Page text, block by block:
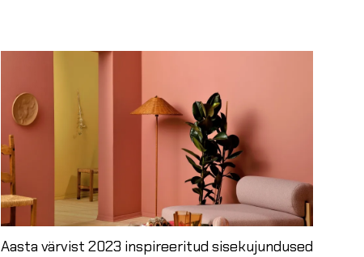
Aasta värvist 2023 inspireeritud sisekujundused